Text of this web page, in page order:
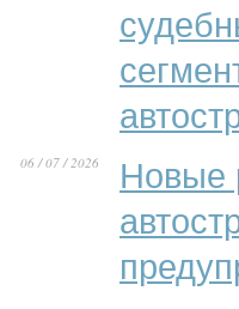
06 / 07 / 2026
Новые